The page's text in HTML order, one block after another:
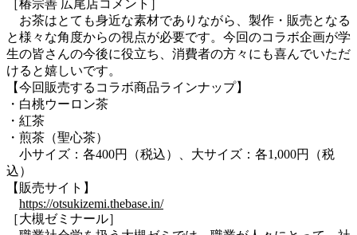
［椿宗善 広尾店コメント］
お茶はとても身近な素材でありながら、製作・販売となる
と様々な角度からの視点が必要です。今回のコラボ企画が学
生の皆さんの今後に役立ち、消費者の方々にも喜んでいただ
けると嬉しいです。
【今回販売するコラボ商品ラインナップ】
・白桃ウーロン茶
・紅茶
・煎茶（聖心茶）
小サイズ：各400円（税込）、大サイズ：各1,000円（税
込）
【販売サイト】
https://otsukizemi.thebase.in/
［大槻ゼミナール］